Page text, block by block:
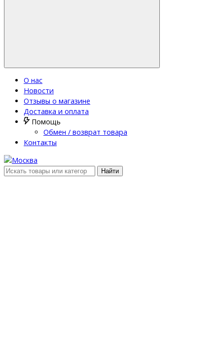
О нас
Новости
Отзывы о магазине
Доставка и оплата
Помощь
Обмен / возврат товара
Контакты
Найти